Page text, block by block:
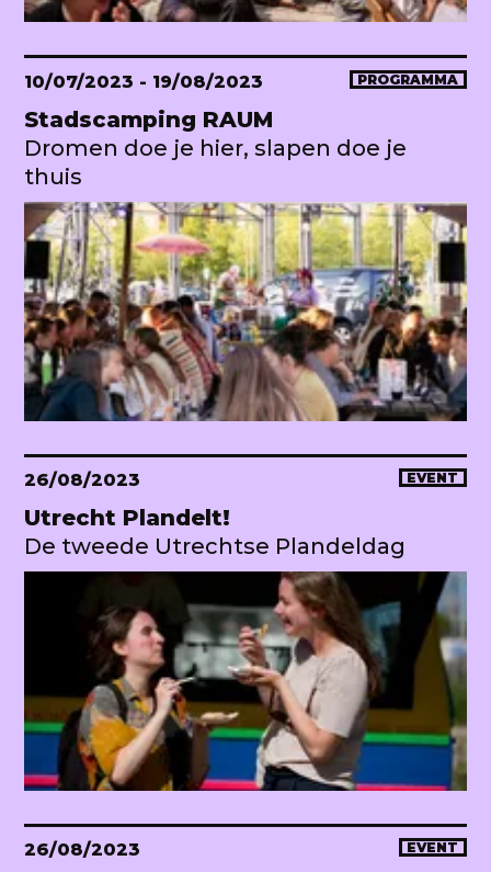
10/07/2023 - 19/08/2023 PROGRAMMA
Stadscamping RAUM
Dromen doe je hier, slapen doe je
thuis
26/08/2023 EVENT
Utrecht Plandelt!
De tweede Utrechtse Plandeldag
26/08/2023 EVENT